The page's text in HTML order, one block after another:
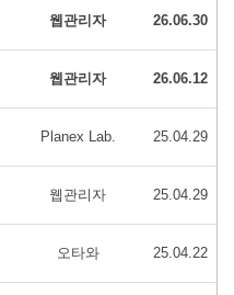
웹관리자 26.06.30
웹관리자 26.06.12
Planex Lab. 25.04.29
웹관리자 25.04.29
오타와 25.04.22